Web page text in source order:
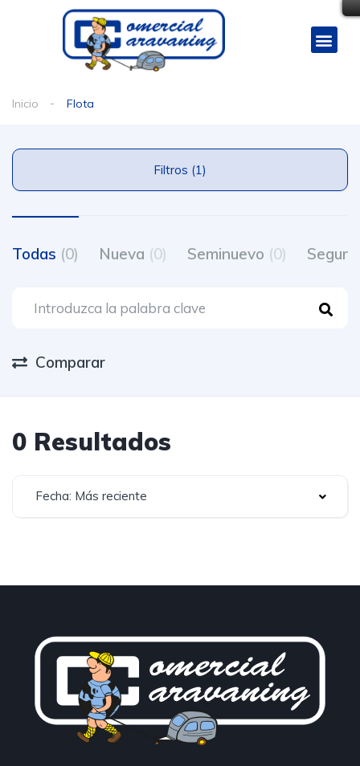
Inicio Flota
Filtros (1)
Todas (0) Nueva (0) Seminuevo (0)
Comparar
0 Resultados
Fecha: Más reciente